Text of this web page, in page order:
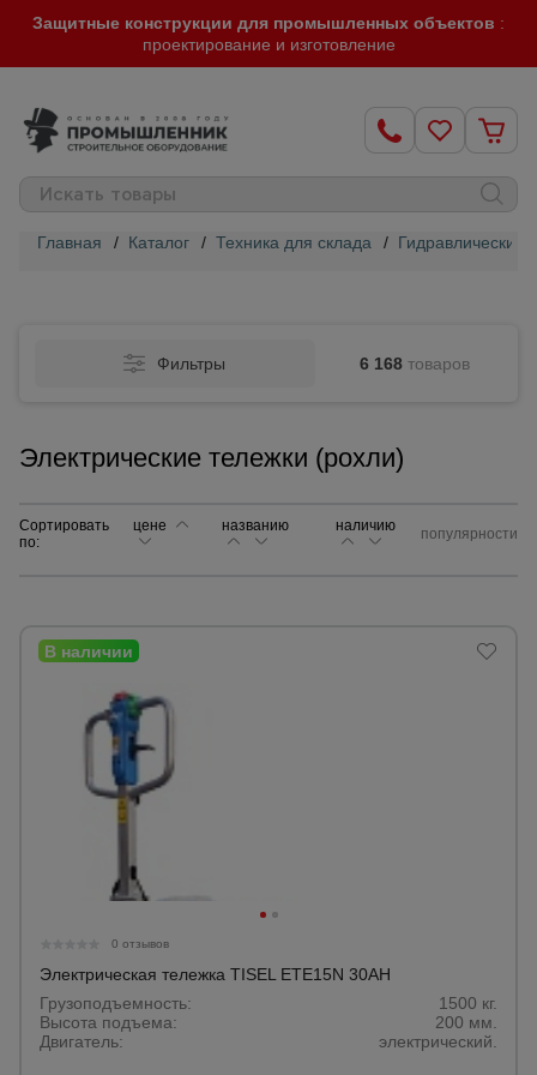
Защитные конструкции для промышленных объектов :
проектирование и изготовление
Главная / Каталог / Техника для склада / Гидравлические
Фильтры 6 168 товаров
Электрические тележки (рохли)
Сортировать
по:
цене названию наличию популярности
0 отзывов
Электрическая тележка TISEL ETE15N 30AH
Грузоподъемность:
1500 кг.
Высота подъема:
200 мм.
Двигатель:
электрический.
товаров